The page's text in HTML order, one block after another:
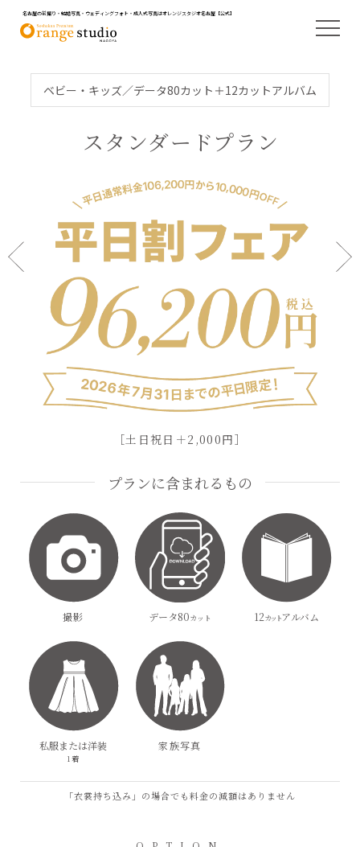
名古屋の前撮り・結婚写真・ウェディングフォト・成人式写真はオレンジスタジオ名古屋【公式】
ベビー・キッズ／データ80カット＋12カットアルバム
スタンダードプラン
［土日祝日＋2,000円］
プランに含まれるもの
撮影 データ80カット 12カットアルバム
私服または洋装
1着
家族写真
「衣裳持ち込み」の場合でも料金の減額はありません